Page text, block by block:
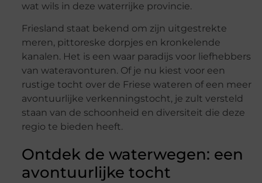
wat wils in deze waterrijke provincie.
Friesland staat bekend om zijn uitgestrekte
meren, pittoreske dorpjes en kronkelende
kanalen. Het is een waar paradijs voor liefhebbers
van wateravonturen. Of je nu kiest voor een
rustige tocht over de Friese wateren of een meer
avontuurlijke verkenningstocht, je zult versteld
staan van de schoonheid en diversiteit die deze
regio te bieden heeft.
Ontdek de waterwegen: een
avontuurlijke tocht